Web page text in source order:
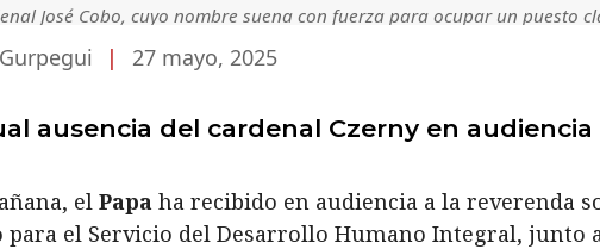
José Cobo, cuyo nombre suena con fuerza para ocupar un puesto
| 27 mayo, 2025
ausencia del cardenal Czerny en
el Papa ha recibido en audiencia a la reverenda
para el Servicio del Desarrollo Humano Integral, junto